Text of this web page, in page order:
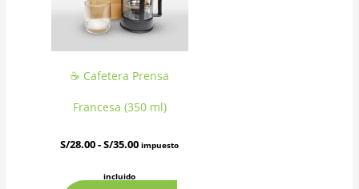
☕ Cafetera Prensa
Francesa (350 ml)
S/28.00-S/35.00 impuesto
incluido
Las
opciones
pueden
elegir